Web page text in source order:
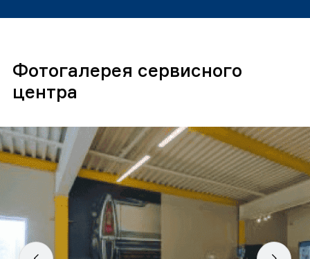
Фотогалерея сервисного
центра